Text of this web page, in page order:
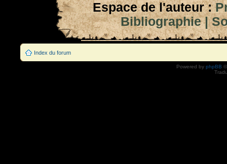
Espace de l'auteur :
Bibliographie|
Index du forum
Powered by phpBB